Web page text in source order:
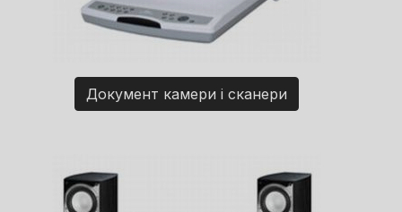
Документ камери і сканери